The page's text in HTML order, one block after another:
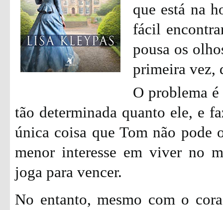
que está na
fácil
pousa os
primeira vez,
O problema é
tão determinada quanto ele, e
única coisa que Tom não pode
menor interesse em viver no
joga para vencer.
No entanto, mesmo com o